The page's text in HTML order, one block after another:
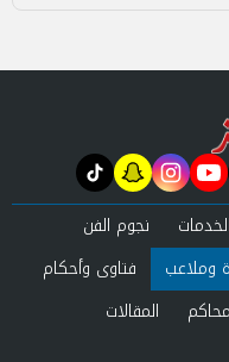
youtube
instagram
snapchat
tiktok
الخدمات
نجوم الفن
وملاعب
فتاوى وأحكام
المقالات